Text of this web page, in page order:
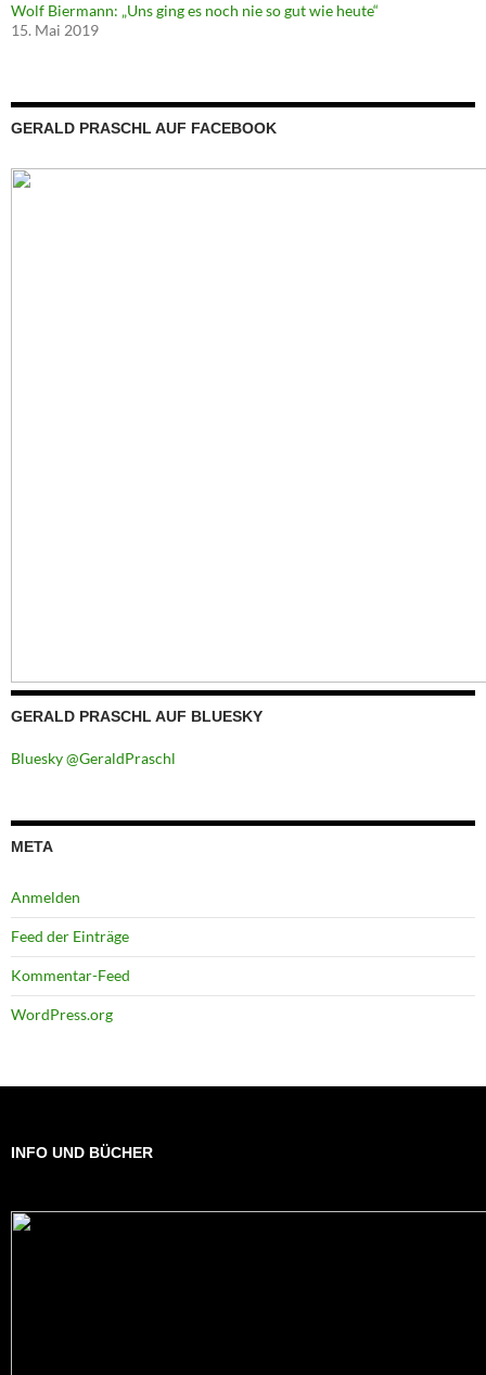
Wolf Biermann: „Uns ging es noch nie so gut wie heute“
15. Mai 2019
GERALD PRASCHL AUF FACEBOOK
GERALD PRASCHL AUF BLUESKY
Bluesky @GeraldPraschl
META
Anmelden
Feed der Einträge
Kommentar-Feed
WordPress.org
INFO UND BÜCHER